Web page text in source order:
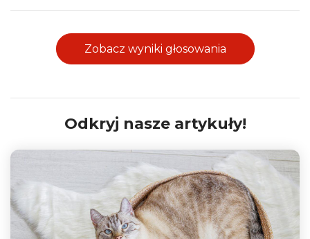
Zobacz wyniki głosowania
Odkryj nasze artykuły!